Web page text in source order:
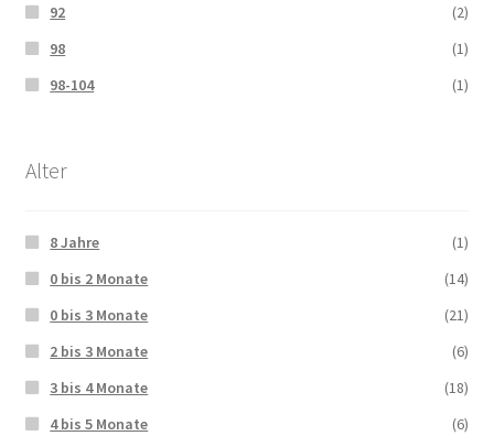
92
(2)
98
(1)
98-104
(1)
Alter
8 Jahre
(1)
0 bis 2 Monate
(14)
0 bis 3 Monate
(21)
2 bis 3 Monate
(6)
3 bis 4 Monate
(18)
4 bis 5 Monate
(6)